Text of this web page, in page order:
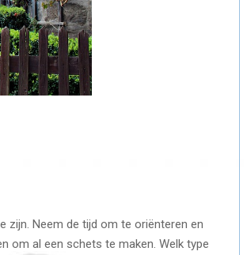
zijn. Neem de tijd om te oriënteren en
om al een schets te maken. Welk type